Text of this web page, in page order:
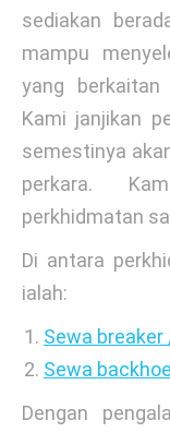
sediakan
mampu
yang
Kami janjikan
semestinya
perkara.
perkhidmatan
Di antara
ialah:
Sewa
Sewa backhoe
Dengan